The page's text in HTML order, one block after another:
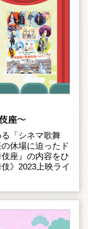
座～
「シネマ歌舞
休場に迫ったド
座』の内容をひ
》2023上映ライ